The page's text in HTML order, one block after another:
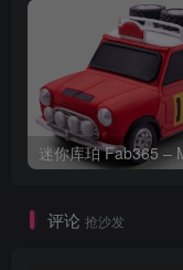
评论 抢沙发